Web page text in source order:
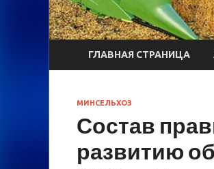
ГЛАВНАЯ СТРАНИЦА
МИНСЕЛЬХОЗ
Состав
развитию